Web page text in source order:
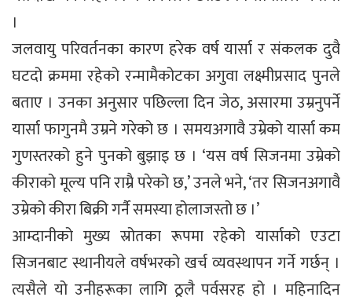
।
जलवायु परिवर्तनका कारण हरेक वर्ष यार्सा र संकलक दुवै
घटदो क्रममा रहेको रन्मामैकोटका अगुवा लक्ष्मीप्रसाद पुनले
बताए । उनका अनुसार पछिल्ला दिन जेठ, असारमा उम्रनुपर्ने
यार्सा फागुनमै उम्रने गरेको छ । समयअगावै उम्रेको यार्सा कम
गुणस्तरको हुने पुनको बुझाइ छ । ‘यस वर्ष सिजनमा उम्रेको
कीराको मूल्य पनि राम्रै परेको छ,’ उनले भने, ‘तर सिजनअगावै
उम्रेको कीरा बिक्री गर्नै समस्या होलाजस्तो छ ।’
आम्दानीको मुख्य स्रोतका रूपमा रहेको यार्साको एउटा
सिजनबाट स्थानीयले वर्षभरको खर्च व्यवस्थापन गर्ने गर्छन् ।
त्यसैले यो उनीहरूका लागि ठूलै पर्वसरह हो । महिनादिन